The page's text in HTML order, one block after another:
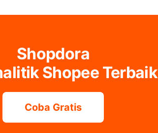
Shopdora
Shopee Terbaik
Coba Gratis